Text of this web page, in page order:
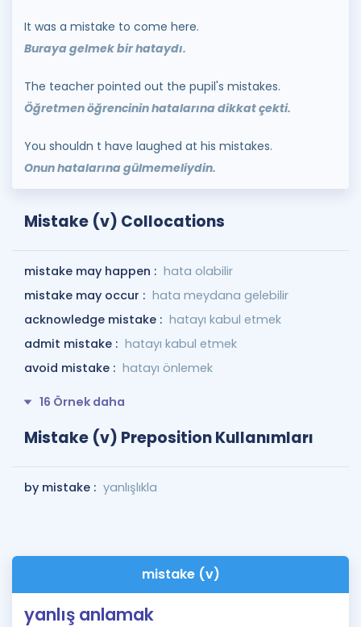
It was a mistake to come here.
Buraya gelmek bir hataydı.
The teacher pointed out the pupil's mistakes.
Öğretmen öğrencinin hatalarına dikkat çekti.
You shouldn t have laughed at his mistakes.
Onun hatalarına gülmemeliydin.
Mistake (v) Collocations
mistake may happen : hata olabilir
mistake may occur : hata meydana gelebilir
acknowledge mistake : hatayı kabul etmek
admit mistake : hatayı kabul etmek
avoid mistake : hatayı önlemek
16 Örnek daha
Mistake (v) Preposition Kullanımları
by mistake : yanlışlıkla
mistake (v)
yanlış anlamak